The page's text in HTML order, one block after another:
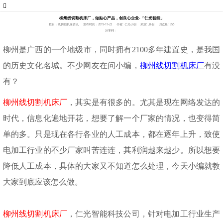
柳州线切割机床厂，做贴心产品，创良心企业-「仁光智能」
栏目：线切割机床资讯 发布时间：2019-11-22 作者: 仁光小胡 来源: 原创
浏览量: 356
分享到：
柳州是广西的一个地级市，同时拥有2100多年建置史，是我国
的历史文化名城。不少网友在问小编， 柳州线切割机床厂有没
有？
柳州线切割机床厂 ，其实是有很多的。尤其是现在网络发达的
时代，信息化遍地开花，想要了解一个厂家的情况，也变得简
单的多。只是现在各行各业的人工成本，都在逐年上升，致使
电加工行业的不少厂家叫苦连连，其利润越来越少。所以想要
降低人工成本，具体的大家又不知道怎么处理，今天小编就教
大家到底应该怎么做。
柳州线切割机床厂 ，仁光智能科技公司，针对电加工行业生产